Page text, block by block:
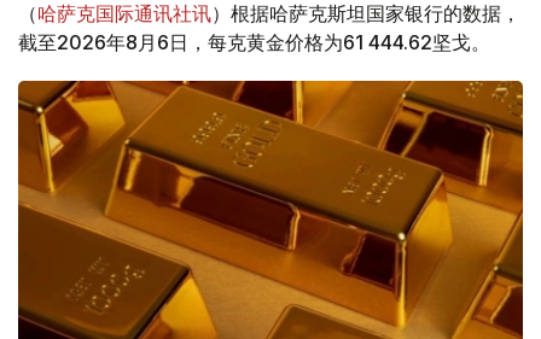
（哈萨克国际通讯社讯）根据哈萨克斯坦国家银行的数据，
截至2026年8月6日，每克黄金价格为61 444.62坚戈。